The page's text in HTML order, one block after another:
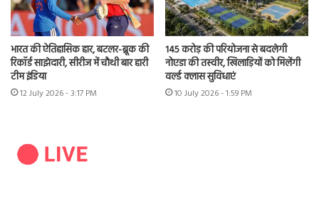
भारत की ऐतिहासिक हार, बटलर-ब्रूक की
रिकॉर्ड साझेदारी, सीरीज में चौथी बार हारी
टीम इंडिया
12 July 2026 - 3:17 PM
145 करोड़ की परियोजना से बदलेगी
नोएडा की तस्वीर, खिलाड़ियों को मिलेंगी
वर्ल्ड क्लास सुविधाएं
10 July 2026 - 1:59 PM